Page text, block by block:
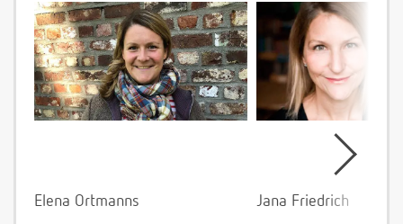
Elena Ortmanns
Jana Friedrich